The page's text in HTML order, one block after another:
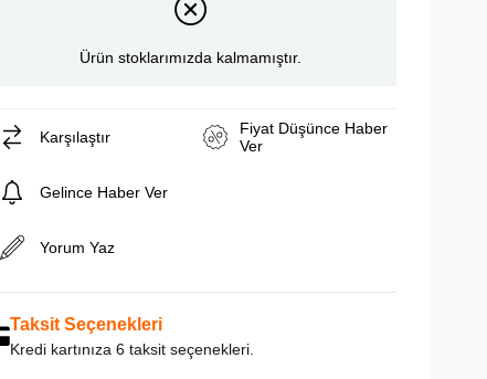
Ürün stoklarımızda kalmamıştır.
Karşılaştır
Fiyat Düşünce Haber
Ver
Gelince Haber Ver
Yorum Yaz
Taksit Seçenekleri
Kredi kartınıza 6 taksit seçenekleri.